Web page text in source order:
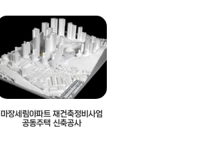
마장세림아파트 재건축정비사업
공동주택 신축공사